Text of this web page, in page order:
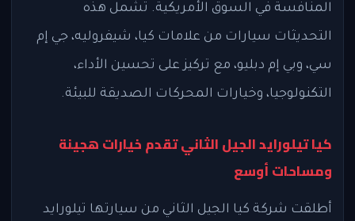
المنافسة في السوق الأمريكية. تشمل هذه
التحديثات سيارات من علامات كيا، شيفروليه، جي إم
سي، وبي إم دبليو، مع تركيز على تحسين الأداء،
التكنولوجيا، وخيارات المحركات الصديقة للبيئة.
كيا تيلورايد الجيل الثاني تقدم خيارات هجينة
ومساحات أوسع
أطلقت شركة كيا الجيل الثاني من سيارتها تيلورايد